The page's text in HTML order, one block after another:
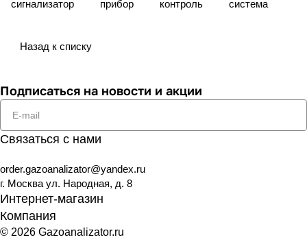
сигнализатор прибор контроль система
Назад к списку
Подписаться на новости и акции
Связаться с нами
order.gazoanalizator@yandex.ru
г. Москва ул. Народная, д. 8
Интернет-магазин
Компания
© 2026 Gazoanalizator.ru